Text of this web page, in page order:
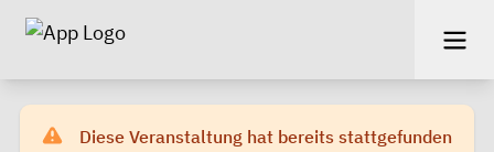
Diese Veranstaltung hat bereits stattgefunden